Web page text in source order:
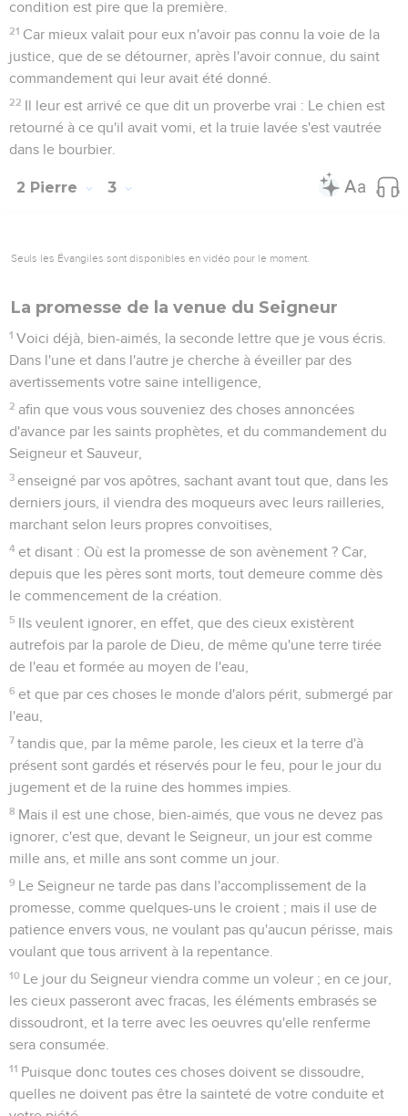
condition est pire que la première.
21 Car mieux valait pour eux n'avoir pas connu la voie de la
justice, que de se détourner, après l'avoir connue, du saint
commandement qui leur avait été donné.
22 Il leur est arrivé ce que dit un proverbe vrai : Le chien est
retourné à ce qu'il avait vomi, et la truie lavée s'est vautrée
dans le bourbier.
2 Pierre 3
Seuls les Évangiles sont disponibles en vidéo pour le moment.
La promesse de la venue du Seigneur
1 Voici déjà, bien-aimés, la seconde lettre que je vous écris.
Dans l'une et dans l'autre je cherche à éveiller par des
avertissements votre saine intelligence,
2 afin que vous vous souveniez des choses annoncées
d'avance par les saints prophètes, et du commandement du
Seigneur et Sauveur,
3 enseigné par vos apôtres, sachant avant tout que, dans les
derniers jours, il viendra des moqueurs avec leurs railleries,
marchant selon leurs propres convoitises,
4 et disant : Où est la promesse de son avènement ? Car,
depuis que les pères sont morts, tout demeure comme dès
le commencement de la création.
5 Ils veulent ignorer, en effet, que des cieux existèrent
autrefois par la parole de Dieu, de même qu'une terre tirée
de l'eau et formée au moyen de l'eau,
6 et que par ces choses le monde d'alors périt, submergé par
l'eau,
7 tandis que, par la même parole, les cieux et la terre d'à
présent sont gardés et réservés pour le feu, pour le jour du
jugement et de la ruine des hommes impies.
8 Mais il est une chose, bien-aimés, que vous ne devez pas
ignorer, c'est que, devant le Seigneur, un jour est comme
mille ans, et mille ans sont comme un jour.
9 Le Seigneur ne tarde pas dans l'accomplissement de la
promesse, comme quelques-uns le croient ; mais il use de
patience envers vous, ne voulant pas qu'aucun périsse, mais
voulant que tous arrivent à la repentance.
10 Le jour du Seigneur viendra comme un voleur ; en ce jour,
les cieux passeront avec fracas, les éléments embrasés se
dissoudront, et la terre avec les oeuvres qu'elle renferme
sera consumée.
11 Puisque donc toutes ces choses doivent se dissoudre,
quelles ne doivent pas être la sainteté de votre conduite et